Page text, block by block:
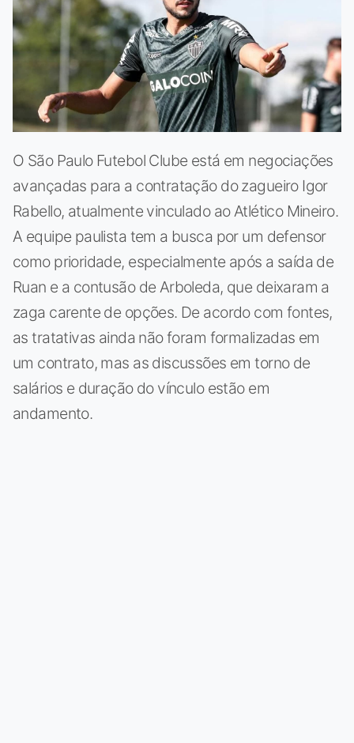
O São Paulo Futebol Clube está em negociações
avançadas para a contratação do zagueiro Igor
Rabello, atualmente vinculado ao Atlético Mineiro.
A equipe paulista tem a busca por um defensor
como prioridade, especialmente após a saída de
Ruan e a contusão de Arboleda, que deixaram a
zaga carente de opções. De acordo com fontes,
as tratativas ainda não foram formalizadas em
um contrato, mas as discussões em torno de
salários e duração do vínculo estão em
andamento.